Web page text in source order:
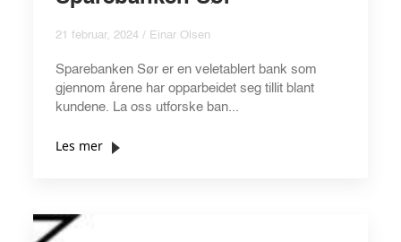
21 februar, 2024 / Einar Olsen
Sparebanken Sør er en veletablert bank som
gjennom årene har opparbeidet seg tillit blant
kundene. La oss utforske ban...
Les mer